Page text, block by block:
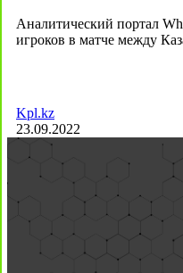
Аналитический портал
игроков в матче между
Kpl.kz
23.09.2022